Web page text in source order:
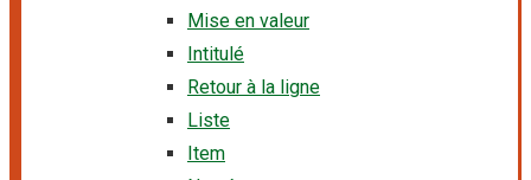
Mise en valeur
Intitulé
Retour à la ligne
Liste
Item